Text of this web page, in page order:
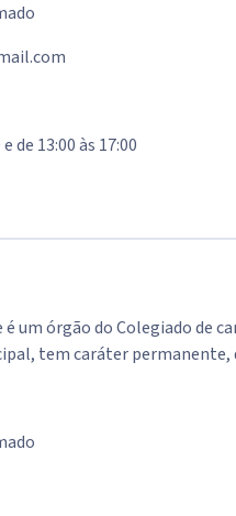
de 13:00 às 17:00
é um órgão do Colegiado
tem caráter permanente,